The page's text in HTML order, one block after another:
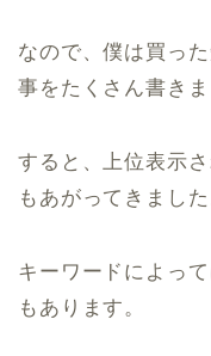
なので、僕は買っ
事をたくさん書きま
すると、上位表示
もあがってきました
キーワードによっ
もあります。